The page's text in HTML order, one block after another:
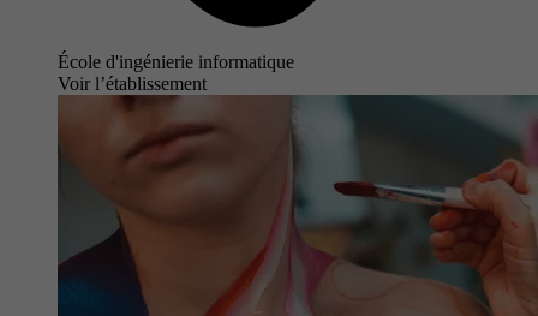
École d'ingénierie informatique
Voir l’établissement